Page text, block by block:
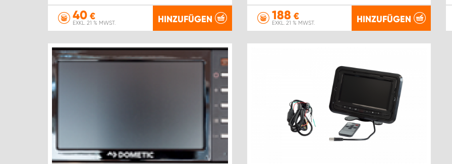
40 €
EXKL. 21 % MWST. HINZUFÜGEN 188 €
EXKL. 21 % MWST. HINZUFÜGEN